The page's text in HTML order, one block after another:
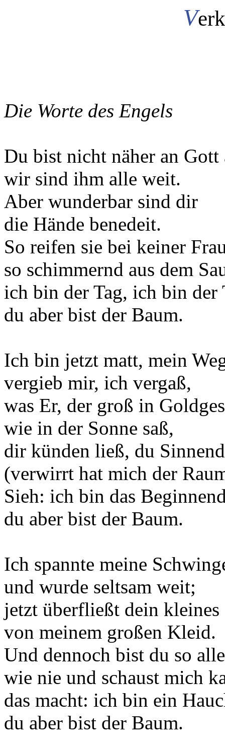
V
Die Worte des Engels
Du bist nicht näher an
wir sind ihm alle weit.
Aber wunderbar sind dir
die Hände benedeit.
So reifen sie bei keiner
so schimmernd aus dem
ich bin der Tag, ich bin der
du aber bist der Baum.
Ich bin jetzt matt, mein
vergieb mir, ich vergaß,
was Er, der groß in
wie in der Sonne saß,
dir künden ließ, du
(verwirrt hat mich der
Sieh: ich bin das
du aber bist der Baum.
Ich spannte meine
und wurde seltsam weit;
jetzt überfließt dein kleines
von meinem großen Kleid.
Und dennoch bist du so
wie nie und schaust mich
das macht: ich bin ein
du aber bist der Baum.